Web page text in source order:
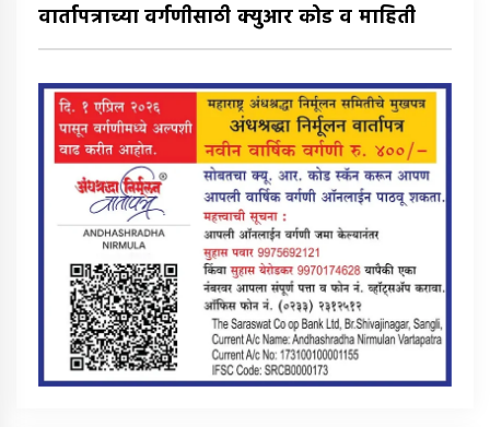
वार्तापत्राच्या वर्गणीसाठी क्युआर कोड व माहिती